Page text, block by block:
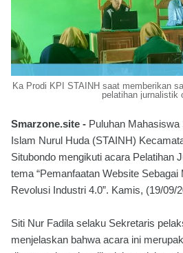
Ka Prodi KPI STAINH saat memberikan
pelatihan jurnalistik
Smarzone.site - Puluhan Mahasiswa
Islam Nurul Huda (STAINH)
Situbondo mengikuti acara Pelatihan
tema “Pemanfaatan Website
Revolusi Industri 4.0”. Kamis, (19/09/
Siti Nur Fadila selaku Sekretaris
menjelaskan bahwa acara ini